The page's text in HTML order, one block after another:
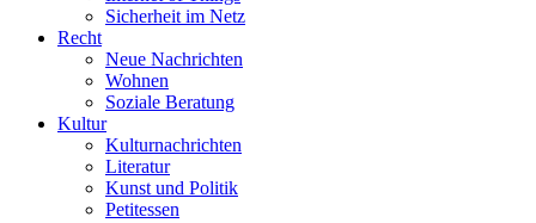
Sicherheit im Netz
Recht
Neue Nachrichten
Wohnen
Soziale Beratung
Kultur
Kulturnachrichten
Literatur
Kunst und Politik
Petitessen